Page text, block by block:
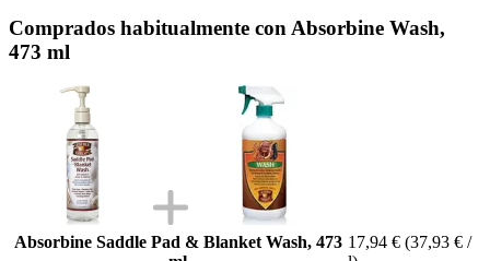
Comprados habitualmente con Absorbine Wash,
473 ml
Absorbine Saddle Pad & Blanket Wash, 473 17,94 € (37,93 € /